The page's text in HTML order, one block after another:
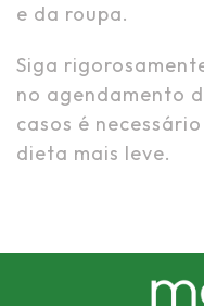
e da roupa.
Siga
no agendamento
casos é
dieta mais leve.